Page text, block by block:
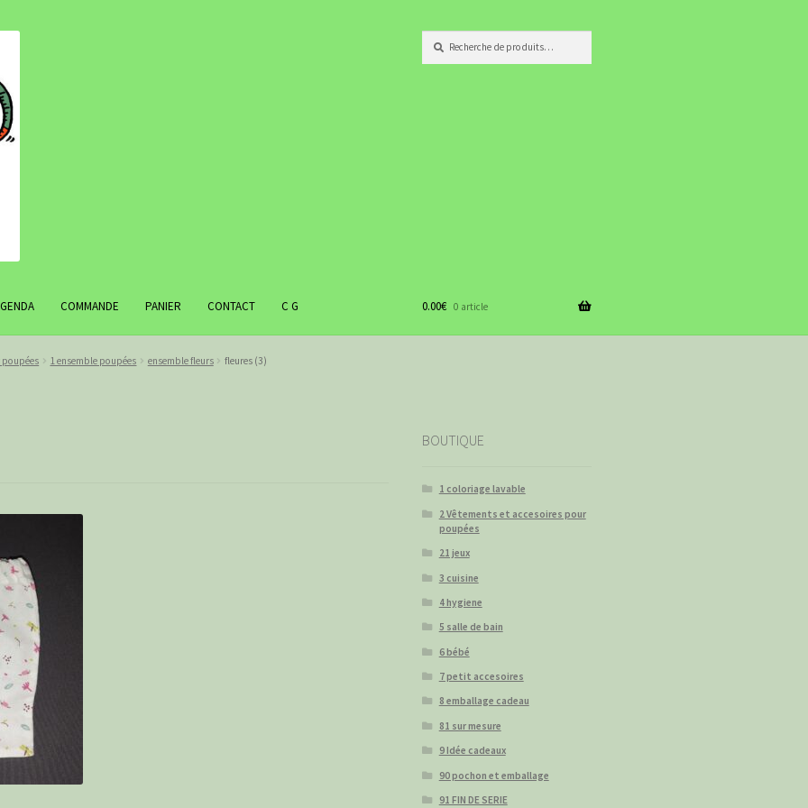
pour :
COMMANDE PANIER CONTACT C G 0.00€ 0 article
poupées 1 ensemble poupées ensemble fleurs fleures (3)
BOUTIQUE
1 coloriage lavable
2 Vêtements et accesoires pour
poupées
21 jeux
3 cuisine
4 hygiene
5 salle de bain
6 bébé
7 petit accesoires
8 emballage cadeau
81 sur mesure
9 Idée cadeaux
90 pochon et emballage
91 FIN DE SERIE